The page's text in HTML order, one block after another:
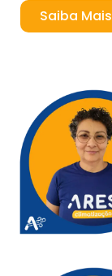
Saiba Mais